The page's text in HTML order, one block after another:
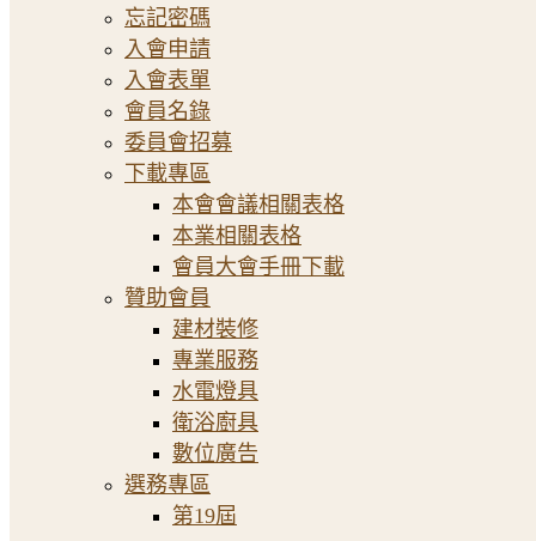
忘記密碼
入會申請
入會表單
會員名錄
委員會招募
下載專區
本會會議相關表格
本業相關表格
會員大會手冊下載
贊助會員
建材裝修
專業服務
水電燈具
衛浴廚具
數位廣告
選務專區
第19屆